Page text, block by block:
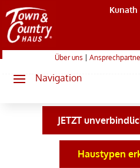
Über uns
JETZT
Haustypen